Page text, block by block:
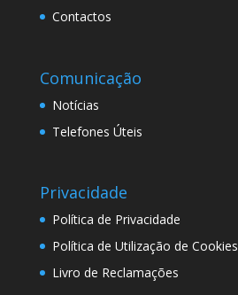
Contactos
Comunicação
Notícias
Telefones Úteis
Privacidade
Política de Privacidade
Política de Utilização de Cookies
Livro de Reclamações